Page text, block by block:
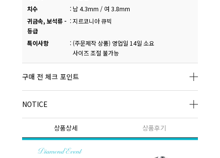
치수
: 남 4.3mm / 여 3.8mm
귀금속, 보석류 -
등급
:지르코니아 큐빅
특이사항 : (주문제작 상품) 영업일 14일 소요
사이즈 조절 불가능
구매 전 체크 포인트
NOTICE
상품상세 상품후기